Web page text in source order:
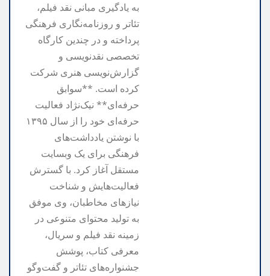
به یادگیری مبانی نقد فیلم،
تئاتر و روزنامه‌نگاری فرهنگی
پرداخته و در چندین کارگاه
تخصصی نقدنویسی و
گزارش‌نویسی هنری شرکت
کرده است. **سوابق
حرفه‌ای** نیک‌نژاد فعالیت
حرفه‌ای خود را از سال ۱۳۹۵
با نوشتن یادداشت‌های
فرهنگی برای یک وبسایت
مستقل آغاز کرد. با گسترش
فعالیت‌هایش و شناخت
نیازهای مخاطبان، وی موفق
به تولید محتوای متنوعی در
زمینه نقد فیلم و سریال،
معرفی کتاب، پوشش
جشنواره‌های تئاتر و گفت‌وگو